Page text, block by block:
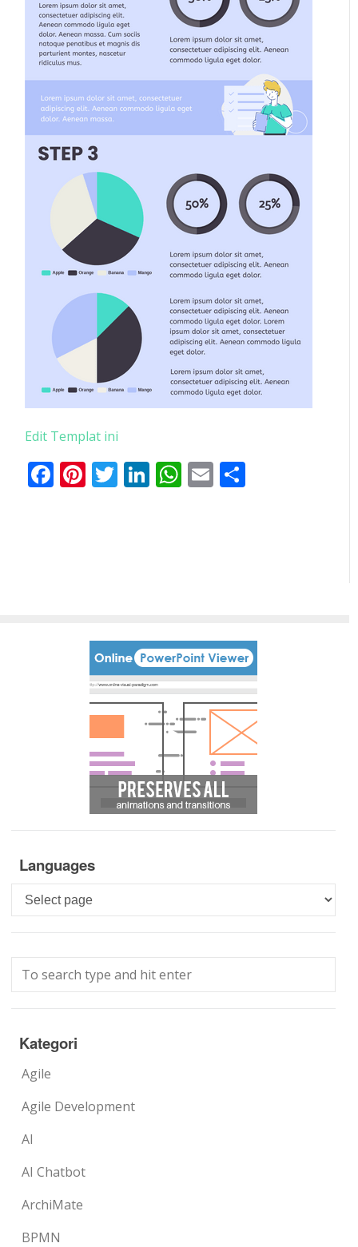
Edit Templat ini
Facebook
Pinterest
Twitter
LinkedIn
WhatsApp
Email
Languages
Languages
Kategori
Agile
Agile Development
AI
AI Chatbot
ArchiMate
BPMN